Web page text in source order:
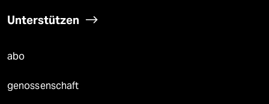
Unterstützen
abo
genossenschaft